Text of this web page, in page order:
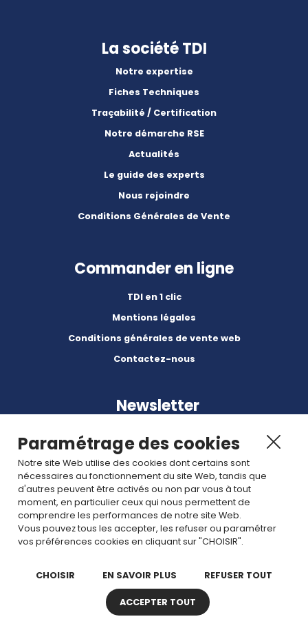
La société TDI
Notre expertise
Fiches Techniques
Traçabilité / Certification
Notre démarche RSE
Actualités
Le guide des experts
Nous rejoindre
Conditions Générales de Vente
Commander en ligne
TDI en 1 clic
Mentions légales
Conditions générales de vente web
Contactez-nous
Newsletter
Abonnez-vous à nos dernières nouvelles et articles.
Rejoignez nous
Paramétrage des cookies
Notre site Web utilise des cookies dont certains sont
nécessaires au fonctionnement du site Web, tandis que
d'autres peuvent être activés ou non par vous à tout
moment, en particulier ceux qui nous permettent de
comprendre les performances de notre site Web.
Vous pouvez tous les accepter, les refuser ou paramétrer
vos préférences cookies en cliquant sur "CHOISIR".
CHOISIR EN SAVOIR PLUS REFUSER TOUT
ACCEPTER TOUT